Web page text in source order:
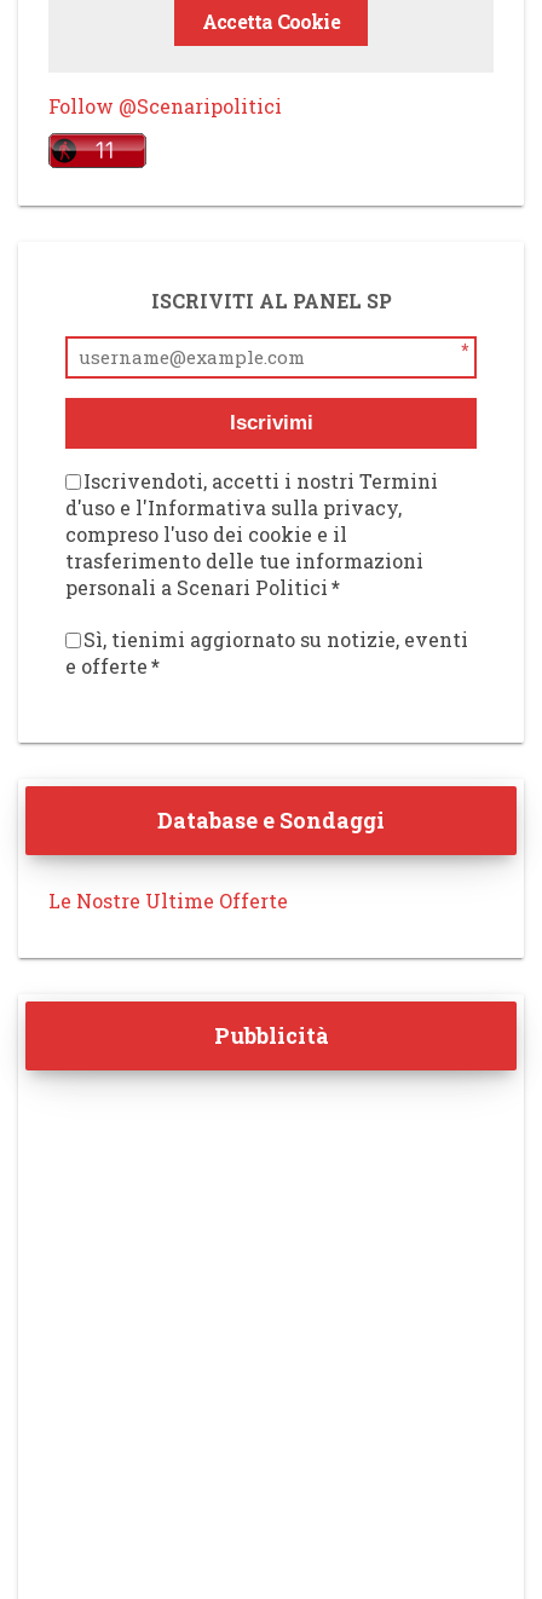
Accetta Cookie
Follow @Scenaripolitici
ISCRIVITI AL PANEL SP
*
Iscrivimi
Iscrivendoti, accetti i nostri Termini
d'uso e l'Informativa sulla privacy,
compreso l'uso dei cookie e il
trasferimento delle tue informazioni
personali a Scenari Politici*
Sì, tienimi aggiornato su notizie, eventi
e offerte*
Database e Sondaggi
Le Nostre Ultime Offerte
Pubblicità